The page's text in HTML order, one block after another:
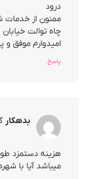
درود
ممنون از خدمات
چاه توالت خیابان
امیدوارم موفق و
پاسخ
بدهکار
هزینه دستمزد
میباشد آیا با